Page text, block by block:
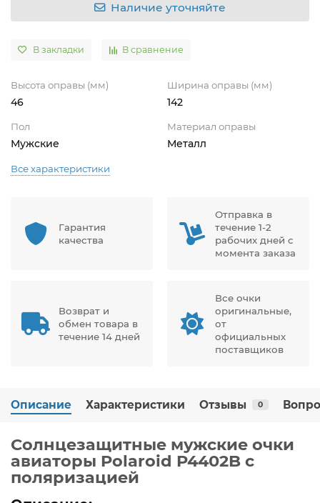
Наличие уточняйте
В закладки В сравнение
Высота оправы (мм)
46
Ширина оправы (мм)
142
Пол
Мужские
Материал оправы
Металл
Все характеристики
Гарантия
качества
Отправка в
течение 1-2
рабочих дней с
момента заказа
Возврат и
обмен товара в
течение 14 дней
Все очки
оригинальные,
от
официальных
поставщиков
Описание Характеристики Отзывы 0
Солнцезащитные мужские очки
авиаторы Polaroid P4402B с
поляризацией